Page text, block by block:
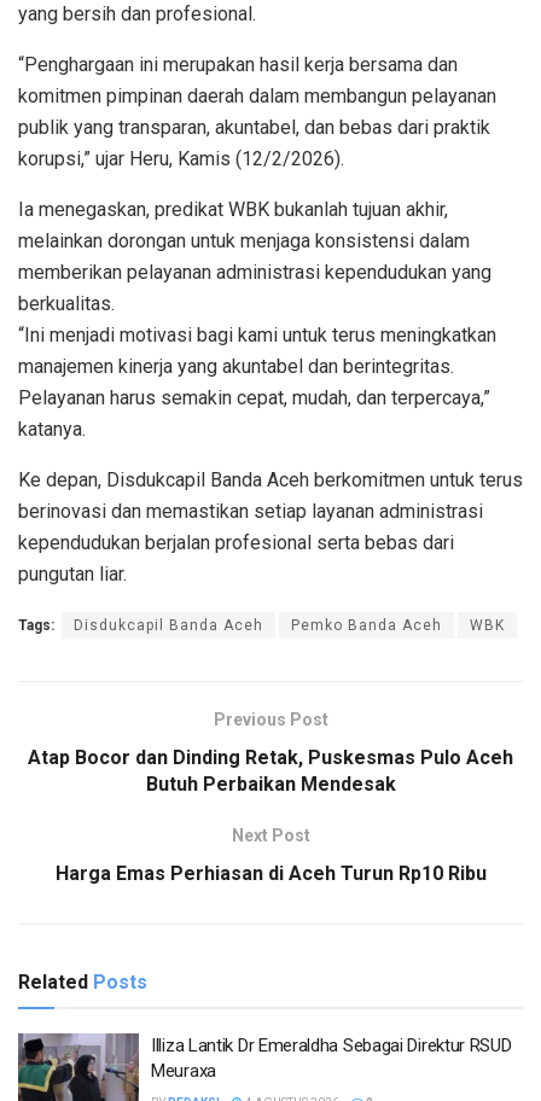
yang bersih dan profesional.
“Penghargaan ini merupakan hasil kerja bersama dan
komitmen pimpinan daerah dalam membangun pelayanan
publik yang transparan, akuntabel, dan bebas dari praktik
korupsi,” ujar Heru, Kamis (12/2/2026).
Ia menegaskan, predikat WBK bukanlah tujuan akhir,
melainkan dorongan untuk menjaga konsistensi dalam
memberikan pelayanan administrasi kependudukan yang
berkualitas.
“Ini menjadi motivasi bagi kami untuk terus meningkatkan
manajemen kinerja yang akuntabel dan berintegritas.
Pelayanan harus semakin cepat, mudah, dan terpercaya,”
katanya.
Ke depan, Disdukcapil Banda Aceh berkomitmen untuk terus
berinovasi dan memastikan setiap layanan administrasi
kependudukan berjalan profesional serta bebas dari
pungutan liar.
Tags: Disdukcapil Banda Aceh Pemko Banda Aceh WBK
Previous Post
Atap Bocor dan Dinding Retak, Puskesmas Pulo Aceh
Butuh Perbaikan Mendesak
Next Post
Harga Emas Perhiasan di Aceh Turun Rp10 Ribu
Related Posts
Illiza Lantik Dr Emeraldha Sebagai Direktur RSUD
Meuraxa